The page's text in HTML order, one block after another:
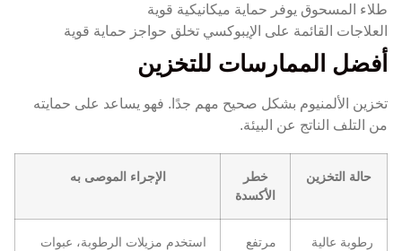
طلاء المسحوق يوفر حماية ميكانيكية قوية
العلاجات القائمة على الإيبوكسي تخلق حواجز حماية قوية
أفضل الممارسات للتخزين
تخزين الألمنيوم بشكل صحيح مهم جدًا. فهو يساعد على حمايته
من التلف الناتج عن البيئة.
حالة التخزين
خطر
الأكسدة
الإجراء الموصى به
رطوبة عالية مرتفع
استخدم مزيلات الرطوبة، عبوات